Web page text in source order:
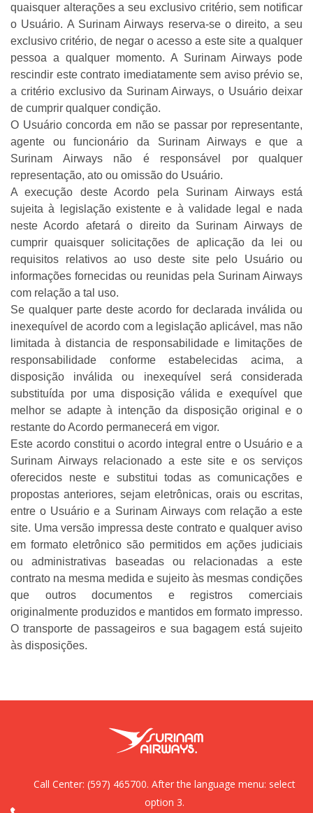
quaisquer alterações a seu exclusivo critério, sem notificar
o Usuário. A Surinam Airways reserva-se o direito, a seu
exclusivo critério, de negar o acesso a este site a qualquer
pessoa a qualquer momento. A Surinam Airways pode
rescindir este contrato imediatamente sem aviso prévio se,
a critério exclusivo da Surinam Airways, o Usuário deixar
de cumprir qualquer condição.
O Usuário concorda em não se passar por representante,
agente ou funcionário da Surinam Airways e que a
Surinam Airways não é responsável por qualquer
representação, ato ou omissão do Usuário.
A execução deste Acordo pela Surinam Airways está
sujeita à legislação existente e à validade legal e nada
neste Acordo afetará o direito da Surinam Airways de
cumprir quaisquer solicitações de aplicação da lei ou
requisitos relativos ao uso deste site pelo Usuário ou
informações fornecidas ou reunidas pela Surinam Airways
com relação a tal uso.
Se qualquer parte deste acordo for declarada inválida ou
inexequível de acordo com a legislação aplicável, mas não
limitada à distancia de responsabilidade e limitações de
responsabilidade conforme estabelecidas acima, a
disposição inválida ou inexequível será considerada
substituída por uma disposição válida e exequível que
melhor se adapte à intenção da disposição original e o
restante do Acordo permanecerá em vigor.
Este acordo constitui o acordo integral entre o Usuário e a
Surinam Airways relacionado a este site e os serviços
oferecidos neste e substitui todas as comunicações e
propostas anteriores, sejam eletrônicas, orais ou escritas,
entre o Usuário e a Surinam Airways com relação a este
site. Uma versão impressa deste contrato e qualquer aviso
em formato eletrônico são permitidos em ações judiciais
ou administrativas baseadas ou relacionadas a este
contrato na mesma medida e sujeito às mesmas condições
que outros documentos e registros comerciais
originalmente produzidos e mantidos em formato impresso.
O transporte de passageiros e sua bagagem está sujeito
às disposições.
Call Center: (597) 465700. After the language menu: select
option 3.